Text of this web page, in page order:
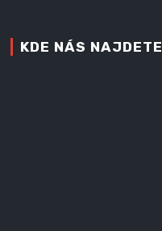
KDE NÁS NAJDETE